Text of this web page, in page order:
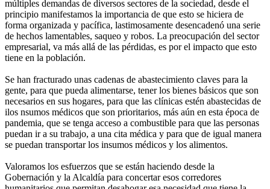
múltiples demandas de diversos sectores de la sociedad, desde el
principio manifestamos la importancia de que esto se hiciera de
forma organizada y pacífica, lastimosamente desencadenó una serie
de hechos lamentables, saqueo y robos. La preocupación del sector
empresarial, va más allá de las pérdidas, es por el impacto que esto
tiene en la población.
Se han fracturado unas cadenas de abastecimiento claves para la
gente, para que pueda alimentarse, tener los bienes básicos que son
necesarios en sus hogares, para que las clínicas estén abastecidas de
ilos nsumos médicos que son prioritarios, más aún en esta época de
pandemia, que se tenga acceso a combustible para que las personas
puedan ir a su trabajo, a una cita médica y para que de igual manera
se puedan transportar los insumos médicos y los alimentos.
Valoramos los esfuerzos que se están haciendo desde la
Gobernación y la Alcaldía para concertar esos corredores